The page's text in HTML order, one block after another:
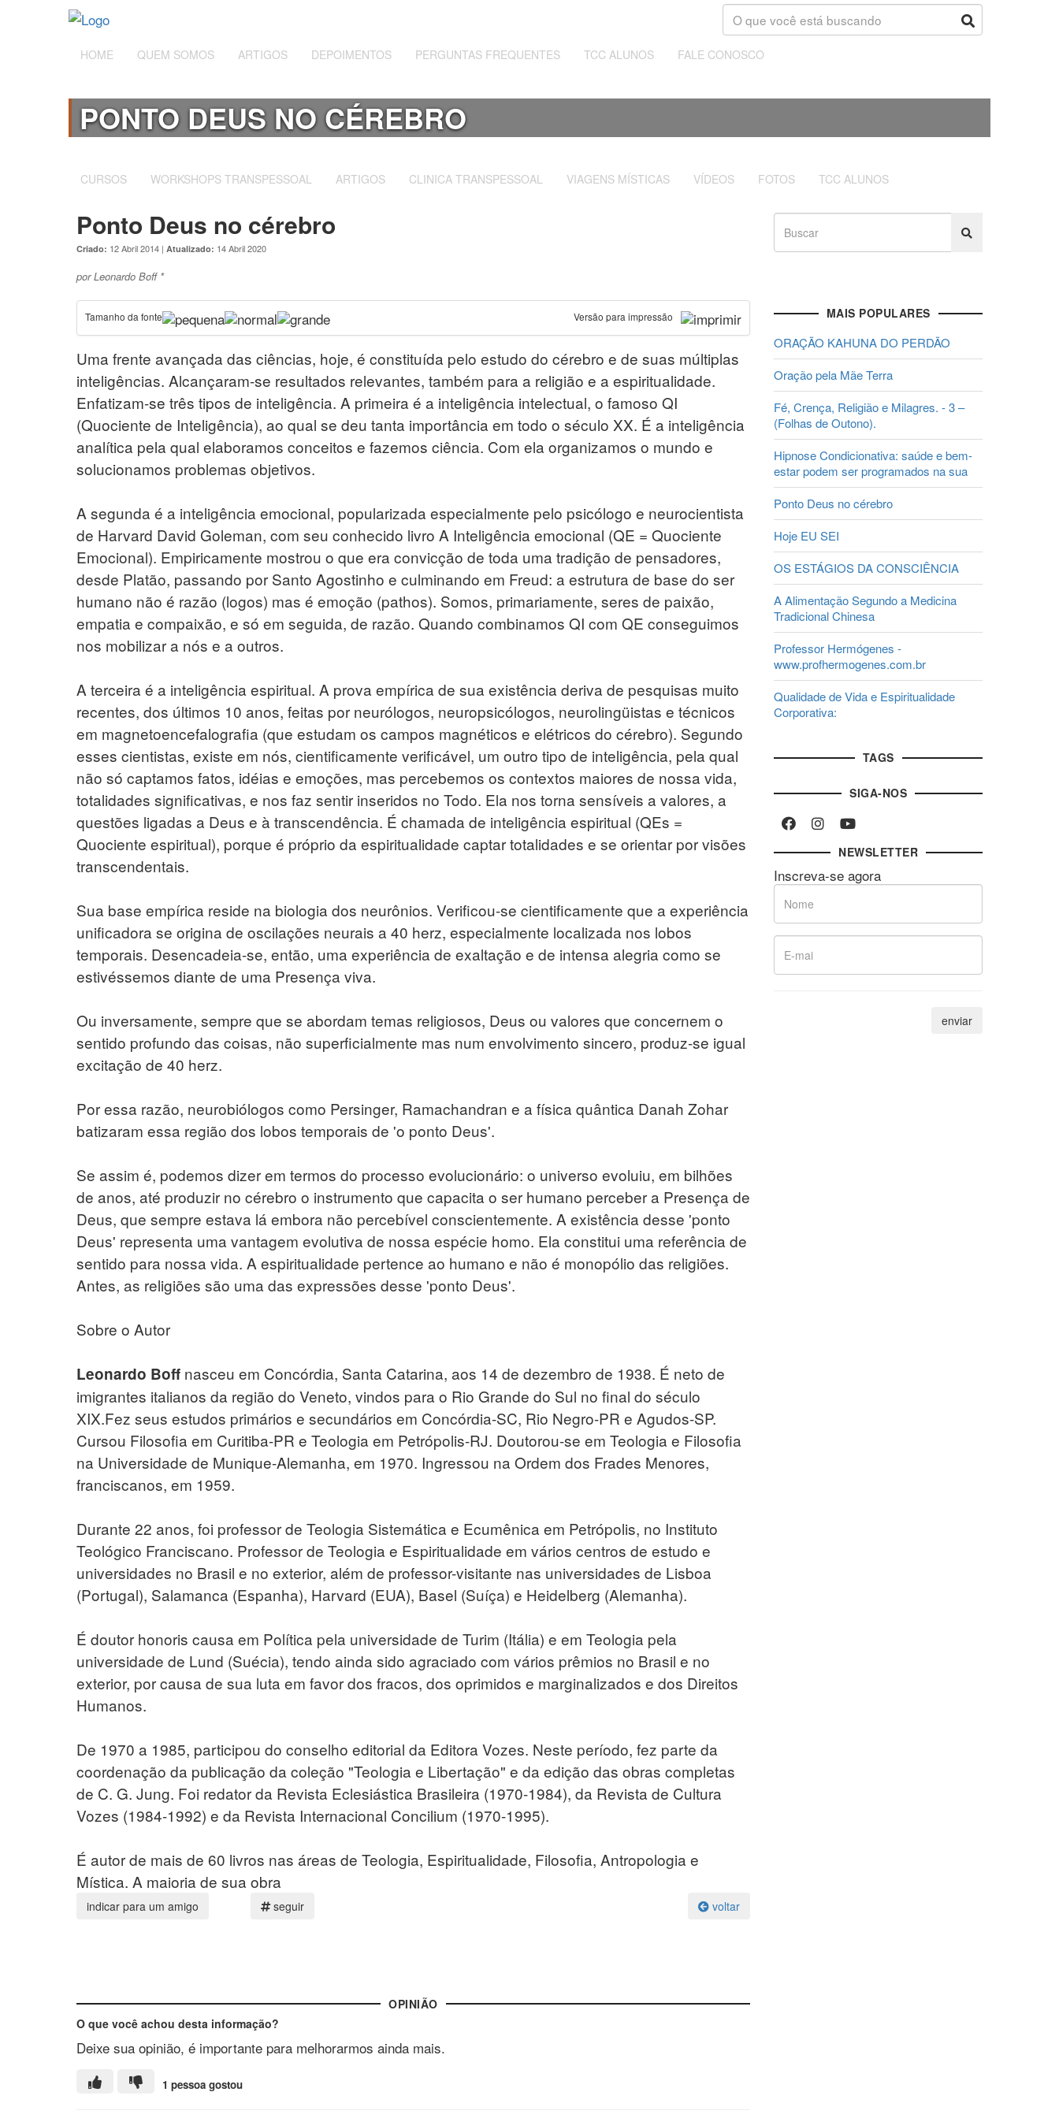
HOME QUEM SOMOS ARTIGOS DEPOIMENTOS PERGUNTAS FREQUENTES TCC ALUNOS FALE CONOSCO
PONTO DEUS NO CÉREBRO
CURSOS WORKSHOPS TRANSPESSOAL ARTIGOS CLINICA TRANSPESSOAL VIAGENS MÍSTICAS VÍDEOS FOTOS TCC ALUNOS
Ponto Deus no cérebro
Criado: 12 Abril 2014 | Atualizado: 14 Abril 2020
por Leonardo Boff *
Tamanho da fonte Versão para impressão
Uma frente avançada das ciências, hoje, é constituída pelo estudo do cérebro e de suas múltiplas
inteligências. Alcançaram-se resultados relevantes, também para a religião e a espiritualidade.
Enfatizam-se três tipos de inteligência. A primeira é a inteligência intelectual, o famoso QI
(Quociente de Inteligência), ao qual se deu tanta importância em todo o século XX. É a inteligência
analítica pela qual elaboramos conceitos e fazemos ciência. Com ela organizamos o mundo e
solucionamos problemas objetivos.
A segunda é a inteligência emocional, popularizada especialmente pelo psicólogo e neurocientista
de Harvard David Goleman, com seu conhecido livro A Inteligência emocional (QE = Quociente
Emocional). Empiricamente mostrou o que era convicção de toda uma tradição de pensadores,
desde Platão, passando por Santo Agostinho e culminando em Freud: a estrutura de base do ser
humano não é razão (logos) mas é emoção (pathos). Somos, primariamente, seres de paixão,
empatia e compaixão, e só em seguida, de razão. Quando combinamos QI com QE conseguimos
nos mobilizar a nós e a outros.
A terceira é a inteligência espiritual. A prova empírica de sua existência deriva de pesquisas muito
recentes, dos últimos 10 anos, feitas por neurólogos, neuropsicólogos, neurolingüistas e técnicos
em magnetoencefalografia (que estudam os campos magnéticos e elétricos do cérebro). Segundo
esses cientistas, existe em nós, cientificamente verificável, um outro tipo de inteligência, pela qual
não só captamos fatos, idéias e emoções, mas percebemos os contextos maiores de nossa vida,
totalidades significativas, e nos faz sentir inseridos no Todo. Ela nos torna sensíveis a valores, a
questões ligadas a Deus e à transcendência. É chamada de inteligência espiritual (QEs =
Quociente espiritual), porque é próprio da espiritualidade captar totalidades e se orientar por visões
transcendentais.
Sua base empírica reside na biologia dos neurônios. Verificou-se cientificamente que a experiência
unificadora se origina de oscilações neurais a 40 herz, especialmente localizada nos lobos
temporais. Desencadeia-se, então, uma experiência de exaltação e de intensa alegria como se
estivéssemos diante de uma Presença viva.
Ou inversamente, sempre que se abordam temas religiosos, Deus ou valores que concernem o
sentido profundo das coisas, não superficialmente mas num envolvimento sincero, produz-se igual
excitação de 40 herz.
Por essa razão, neurobiólogos como Persinger, Ramachandran e a física quântica Danah Zohar
batizaram essa região dos lobos temporais de 'o ponto Deus'.
Se assim é, podemos dizer em termos do processo evolucionário: o universo evoluiu, em bilhões
de anos, até produzir no cérebro o instrumento que capacita o ser humano perceber a Presença de
Deus, que sempre estava lá embora não percebível conscientemente. A existência desse 'ponto
Deus' representa uma vantagem evolutiva de nossa espécie homo. Ela constitui uma referência de
sentido para nossa vida. A espiritualidade pertence ao humano e não é monopólio das religiões.
Antes, as religiões são uma das expressões desse 'ponto Deus'.
Sobre o Autor
Leonardo Boff nasceu em Concórdia, Santa Catarina, aos 14 de dezembro de 1938. É neto de
imigrantes italianos da região do Veneto, vindos para o Rio Grande do Sul no final do século
XIX.Fez seus estudos primários e secundários em Concórdia-SC, Rio Negro-PR e Agudos-SP.
Cursou Filosofia em Curitiba-PR e Teologia em Petrópolis-RJ. Doutorou-se em Teologia e Filosofia
na Universidade de Munique-Alemanha, em 1970. Ingressou na Ordem dos Frades Menores,
franciscanos, em 1959.
Durante 22 anos, foi professor de Teologia Sistemática e Ecumênica em Petrópolis, no Instituto
Teológico Franciscano. Professor de Teologia e Espiritualidade em vários centros de estudo e
universidades no Brasil e no exterior, além de professor-visitante nas universidades de Lisboa
(Portugal), Salamanca (Espanha), Harvard (EUA), Basel (Suíça) e Heidelberg (Alemanha).
É doutor honoris causa em Política pela universidade de Turim (Itália) e em Teologia pela
universidade de Lund (Suécia), tendo ainda sido agraciado com vários prêmios no Brasil e no
exterior, por causa de sua luta em favor dos fracos, dos oprimidos e marginalizados e dos Direitos
Humanos.
De 1970 a 1985, participou do conselho editorial da Editora Vozes. Neste período, fez parte da
coordenação da publicação da coleção "Teologia e Libertação" e da edição das obras completas
de C. G. Jung. Foi redator da Revista Eclesiástica Brasileira (1970-1984), da Revista de Cultura
Vozes (1984-1992) e da Revista Internacional Concilium (1970-1995).
É autor de mais de 60 livros nas áreas de Teologia, Espiritualidade, Filosofia, Antropologia e
Mística. A maioria de sua obra
seguir voltar
OPINIÃO
O que você achou desta informação?
Deixe sua opinião, é importante para melhorarmos ainda mais.
1 pessoa gostou
MAIS POPULARES
ORAÇÃO KAHUNA DO PERDÃO
Oração pela Mãe Terra
Fé, Crença, Religião e Milagres. - 3 –
(Folhas de Outono).
Hipnose Condicionativa: saúde e bem-
estar podem ser programados na sua
Ponto Deus no cérebro
Hoje EU SEI
OS ESTÁGIOS DA CONSCIÊNCIA
A Alimentação Segundo a Medicina
Tradicional Chinesa
Professor Hermógenes -
www.profhermogenes.com.br
Qualidade de Vida e Espiritualidade
Corporativa:
TAGS
SIGA-NOS
NEWSLETTER
Inscreva-se agora